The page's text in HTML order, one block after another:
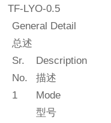
TF- LYO-0.5
General Detail
总述
Sr.
No.
Description
描述
1
Mode
型号